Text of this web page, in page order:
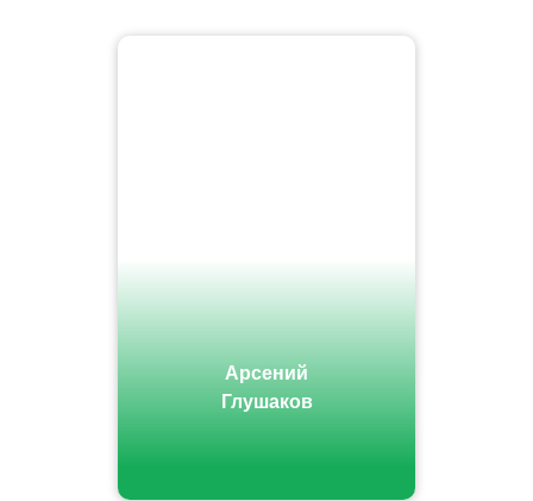
Арсений
Глушаков